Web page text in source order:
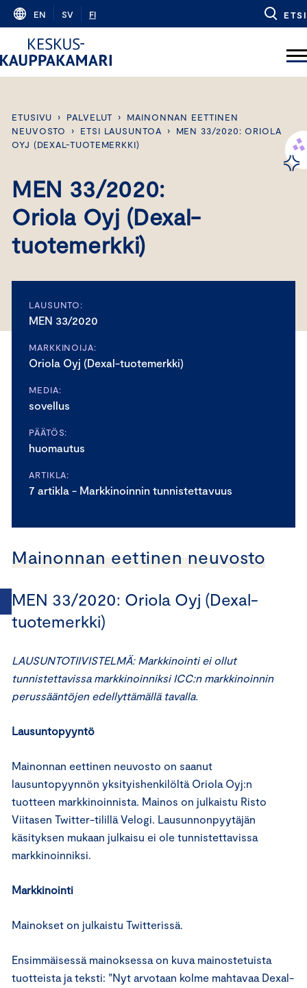
Skip
content
EN SV FI ETSI
ETUSIVU › PALVELUT ›
MAINONNAN EETTINEN
NEUVOSTO
› ETSI LAUSUNTOA ›
MEN 33/2020: ORIOLA
OYJ (DEXAL-TUOTEMERKKI)
MEN 33/2020:
Oriola Oyj (Dexal-
tuotemerkki)
LAUSUNTO:
MEN 33/2020
MARKKINOIJA:
Oriola Oyj (Dexal-tuotemerkki)
MEDIA:
sovellus
PÄÄTÖS:
huomautus
ARTIKLA:
7 artikla - Markkinoinnin tunnistettavuus
Mainonnan eettinen neuvosto
MEN 33/2020: Oriola Oyj (Dexal-
tuotemerkki)
LAUSUNTOTIIVISTELMÄ: Markkinointi ei ollut
tunnistettavissa markkinoinniksi ICC:n markkinoinnin
perussääntöjen edellyttämällä tavalla.
Lausuntopyyntö
Mainonnan eettinen neuvosto on saanut
lausuntopyynnön yksityishenkilöltä Oriola Oyj:n
tuotteen markkinoinnista. Mainos on julkaistu Risto
Viitasen Twitter-tilillä Velogi. Lausunnonpyytäjän
käsityksen mukaan julkaisu ei ole tunnistettavissa
markkinoinniksi.
Markkinointi
Mainokset on julkaistu Twitterissä.
Ensimmäisessä mainoksessa on kuva mainostetuista
tuotteista ja teksti: ”Nyt arvotaan kolme mahtavaa Dexal-